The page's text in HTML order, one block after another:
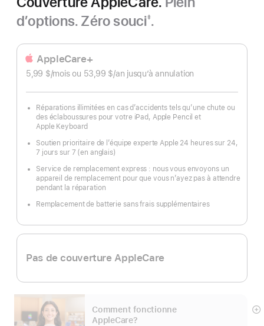
d’options. Zéro souci
de
bas
page
‡.
AppleCare+
5,99 $/moispar
ou 53,99 $/an par
jusqu’à annulation
Réparations illimitées en cas d’accidents tels qu’une chute ou
des éclaboussures pour votre iPad, Apple Pencil et
Apple Keyboard
Soutien prioritaire de l’équipe experte Apple 24 heures sur 24,
7 jours sur 7 (en anglais)
Service de remplacement express : nous vous envoyons un
appareil de remplacement pour que vous n’ayez pas à attendre
pendant la réparation
Remplacement de batterie sans frais supplémentaires
Pas de couverture AppleCare
Comment fonctionne
AppleCare?